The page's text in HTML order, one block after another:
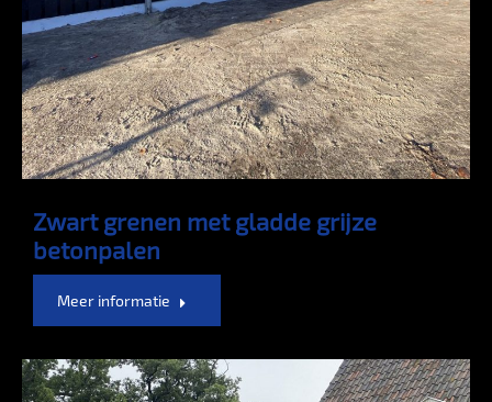
Zwart grenen met gladde grijze
betonpalen
Meer informatie